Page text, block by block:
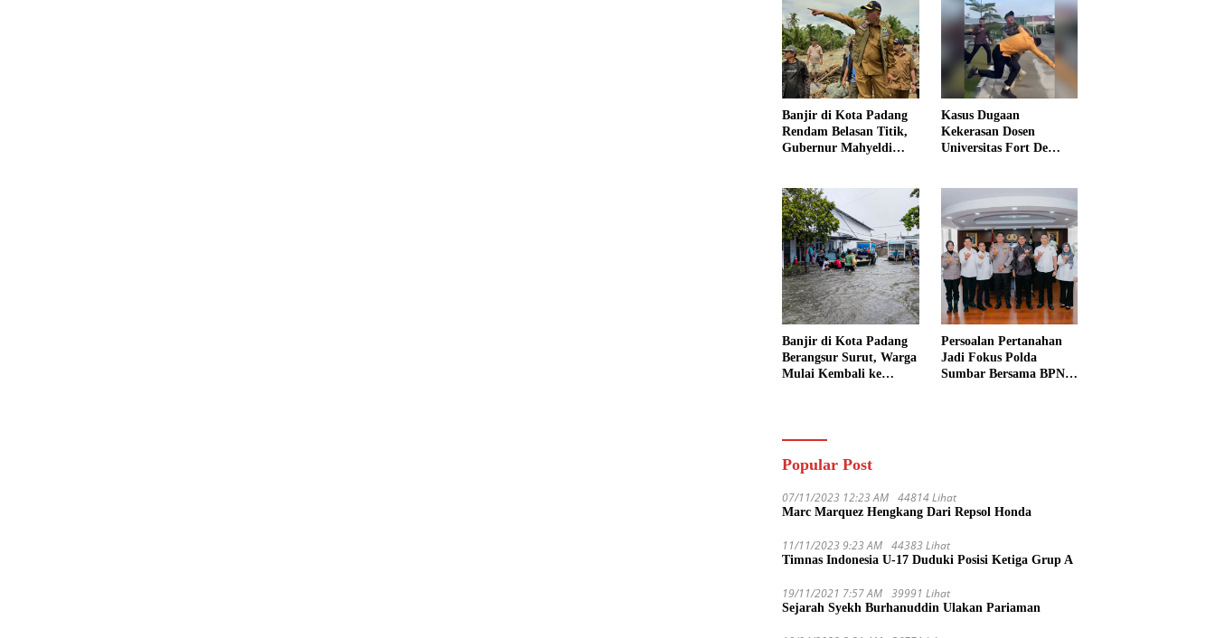
Banjir di Kota Padang
Rendam Belasan Titik,
Gubernur Mahyeldi
Kasus Dugaan
Kekerasan Dosen
Universitas Fort De
Hukum Minta AG
Segera Ditangkap
Banjir di Kota Padang
Berangsur Surut, Warga
Mulai Kembali ke
Persoalan Pertanahan
Jadi Fokus Polda
Sumbar Bersama BPN
Popular Post
07/11/2023 12:23 AM 44814 Lihat
Marc Marquez Hengkang Dari Repsol Honda
11/11/2023 9:23 AM 44383 Lihat
Timnas Indonesia U-17 Duduki Posisi Ketiga Grup A
19/11/2021 7:57 AM 39991 Lihat
Sejarah Syekh Burhanuddin Ulakan Pariaman